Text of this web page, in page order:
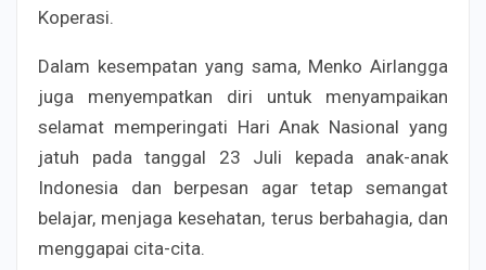
Koperasi.
Dalam kesempatan yang sama, Menko Airlangga
juga menyempatkan diri untuk menyampaikan
selamat memperingati Hari Anak Nasional yang
jatuh pada tanggal 23 Juli kepada anak-anak
Indonesia dan berpesan agar tetap semangat
belajar, menjaga kesehatan, terus berbahagia, dan
menggapai cita-cita.